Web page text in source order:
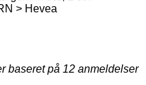
> Hevea
baseret på 12 anmeldelser